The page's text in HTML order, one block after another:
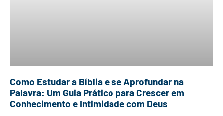
Como Estudar a Bíblia e se Aprofundar na
Palavra: Um Guia Prático para Crescer em
Conhecimento e Intimidade com Deus